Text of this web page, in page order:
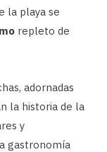
la playa se
repleto de
adornadas
la historia de la
y
gastronomía